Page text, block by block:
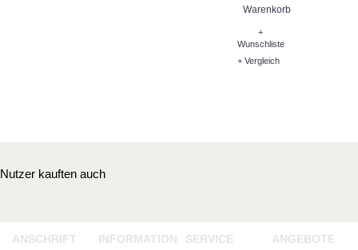
Warenkorb
+
Wunschliste
+ Vergleich
Nutzer kauften auch
ANSCHRIFT
INFORMATION SERVICE ANGEBOTE